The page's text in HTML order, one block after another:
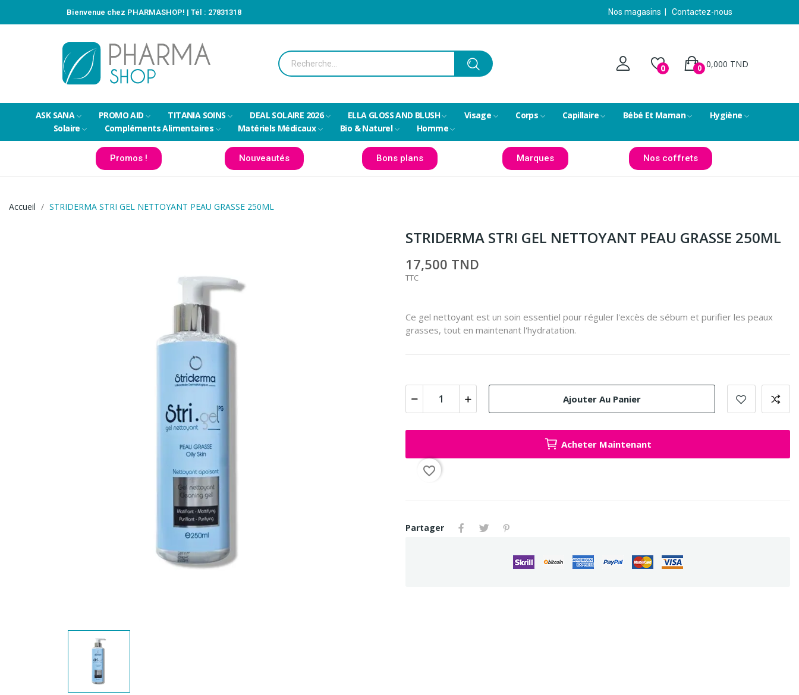
Bienvenue chez PHARMASHOP! | Tél : 27831318 Nos magasins Contactez-nous
0 0,000 TND
0
ASK SANA PROMO AID TITANIA SOINS DEAL SOLAIRE 2026 ELLA GLOSS AND BLUSH Visage Corps Capillaire Bébé Et Maman
Hygiène
Solaire
Compléments Alimentaires Matériels Médicaux Bio & Naturel Homme
Promos ! Nouveautés Bons plans Marques Nos coffrets
Accueil STRIDERMA STRI GEL NETTOYANT PEAU GRASSE 250ML
STRIDERMA STRI GEL NETTOYANT PEAU GRASSE 250ML
17,500 TND
TTC
Ce gel nettoyant est un soin essentiel pour réguler l'excès de sébum et purifier les peaux
grasses, tout en maintenant l'hydratation.
Ajouter Au Panier
Acheter Maintenant
favorite_border
Partager